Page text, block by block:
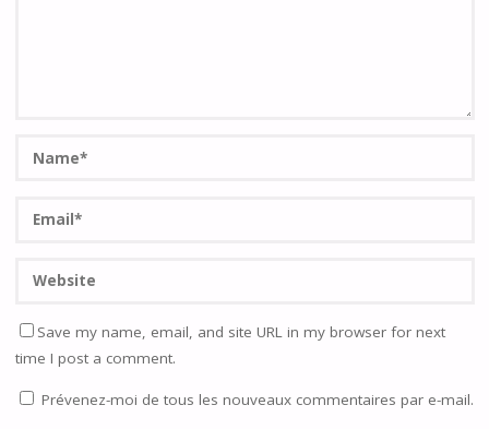
Save my name, email, and site URL in my browser for next
time I post a comment.
Prévenez-moi de tous les nouveaux commentaires par e-mail.